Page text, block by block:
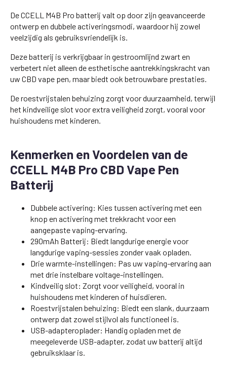
De CCELL M4B Pro batterij valt op door zijn geavanceerde
ontwerp en dubbele activeringsmodi, waardoor hij zowel
veelzijdig als gebruiksvriendelijk is.
Deze batterij is verkrijgbaar in gestroomlijnd zwart en
verbetert niet alleen de esthetische aantrekkingskracht van
uw CBD vape pen, maar biedt ook betrouwbare prestaties.
De roestvrijstalen behuizing zorgt voor duurzaamheid, terwijl
het kindveilige slot voor extra veiligheid zorgt, vooral voor
huishoudens met kinderen.
Kenmerken en Voordelen van de
CCELL M4B Pro CBD Vape Pen
Batterij
Dubbele activering: Kies tussen activering met een
knop en activering met trekkracht voor een
aangepaste vaping-ervaring.
290mAh Batterij: Biedt langdurige energie voor
langdurige vaping-sessies zonder vaak opladen.
Drie warmte-instellingen: Pas uw vaping-ervaring aan
met drie instelbare voltage-instellingen.
Kindveilig slot: Zorgt voor veiligheid, vooral in
huishoudens met kinderen of huisdieren.
Roestvrijstalen behuizing: Biedt een slank, duurzaam
ontwerp dat zowel stijlvol als functioneel is.
USB-adapteroplader: Handig opladen met de
meegeleverde USB-adapter, zodat uw batterij altijd
gebruiksklaar is.